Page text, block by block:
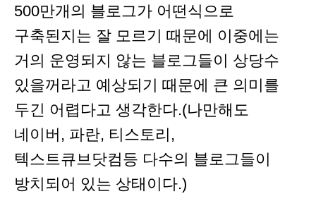
500만개의 블로그가 어떤식으로
구축된지는 잘 모르기 때문에 이중에는
거의 운영되지 않는 블로그들이 상당수
있을꺼라고 예상되기 때문에 큰 의미를
두긴 어렵다고 생각한다.(나만해도
네이버, 파란, 티스토리,
텍스트큐브닷컴등 다수의 블로그들이
방치되어 있는 상태이다.)